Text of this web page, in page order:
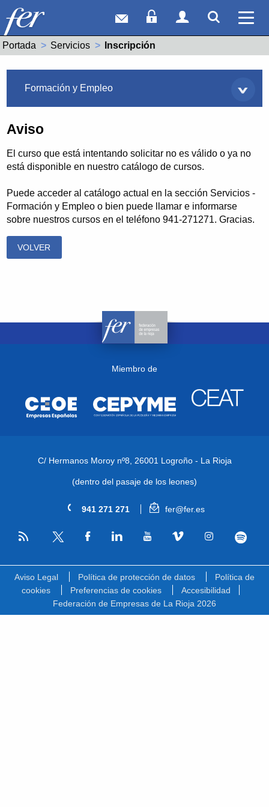
Correo webAcceso Socios
Acceso
Portada Servicios Actual:
Inscripción
Formación y Empleo
Aviso
El curso que está intentando solicitar no es válido o ya no
está disponible en nuestro catálogo de cursos.
Puede acceder al catálogo actual en la sección Servicios -
Formación y Empleo o bien puede llamar e informarse
sobre nuestros cursos en el teléfono 941-271271. Gracias.
VOLVER
Miembro de
C/ Hermanos Moroy nº8, 26001 Logroño - La Rioja
(dentro del pasaje de los leones)
941 271 271 fer@fer.es
RSS
Aviso Legal Política de protección de datos
Política de
cookies
Preferencias de cookies
Accesibilidad
Federación de Empresas de La Rioja 2026